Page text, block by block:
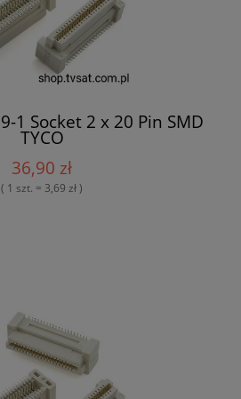
1 Socket 2 x 20 Pin SMD
TYCO
36,90 zł
( 1 szt. = 3,69 zł )